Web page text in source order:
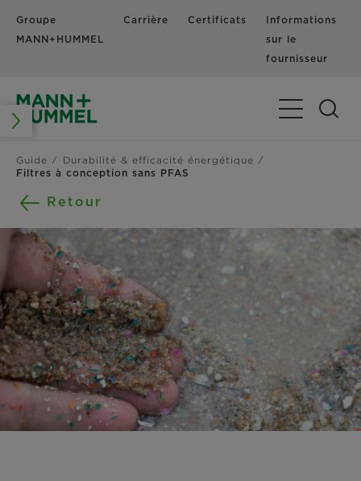
Groupe
MANN+HUMMEL
Carrière Certificats
Informations
sur le
fournisseur
Basculer la
Guide
Durabilité & efficacité énergétique
Filtres à conception sans PFAS
Retour